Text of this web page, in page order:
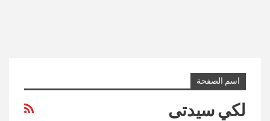
اسم الصفحة
لكي سيدتى